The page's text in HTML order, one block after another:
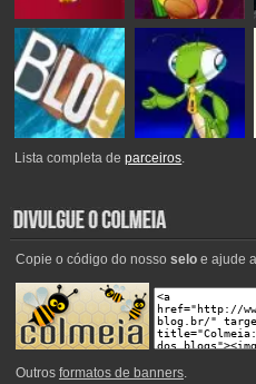
Lista completa deparceiros.
Copie o código do nosso seloe ajude
Outros formatos de banners.